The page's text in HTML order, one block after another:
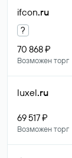
ifcon.ru
?
70 868 ₽
Возможен торг
luxel.ru
69 517 ₽
Возможен торг